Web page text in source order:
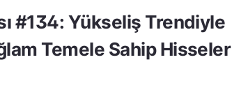
#134: Yükseliş Trendiyle
Temele Sahip Hisseler